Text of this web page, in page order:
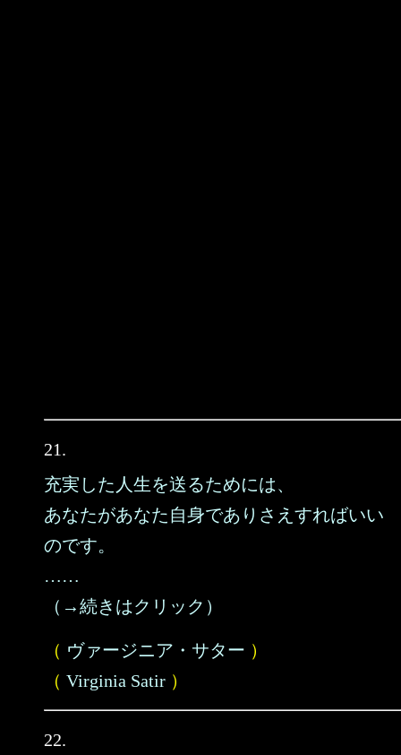
21.
充実した人生を送るためには、
あなたがあなた自身でありさえすればいい
のです。
……
（→続きはクリック）
（ ヴァージニア・サター ）
（ Virginia Satir ）
22.